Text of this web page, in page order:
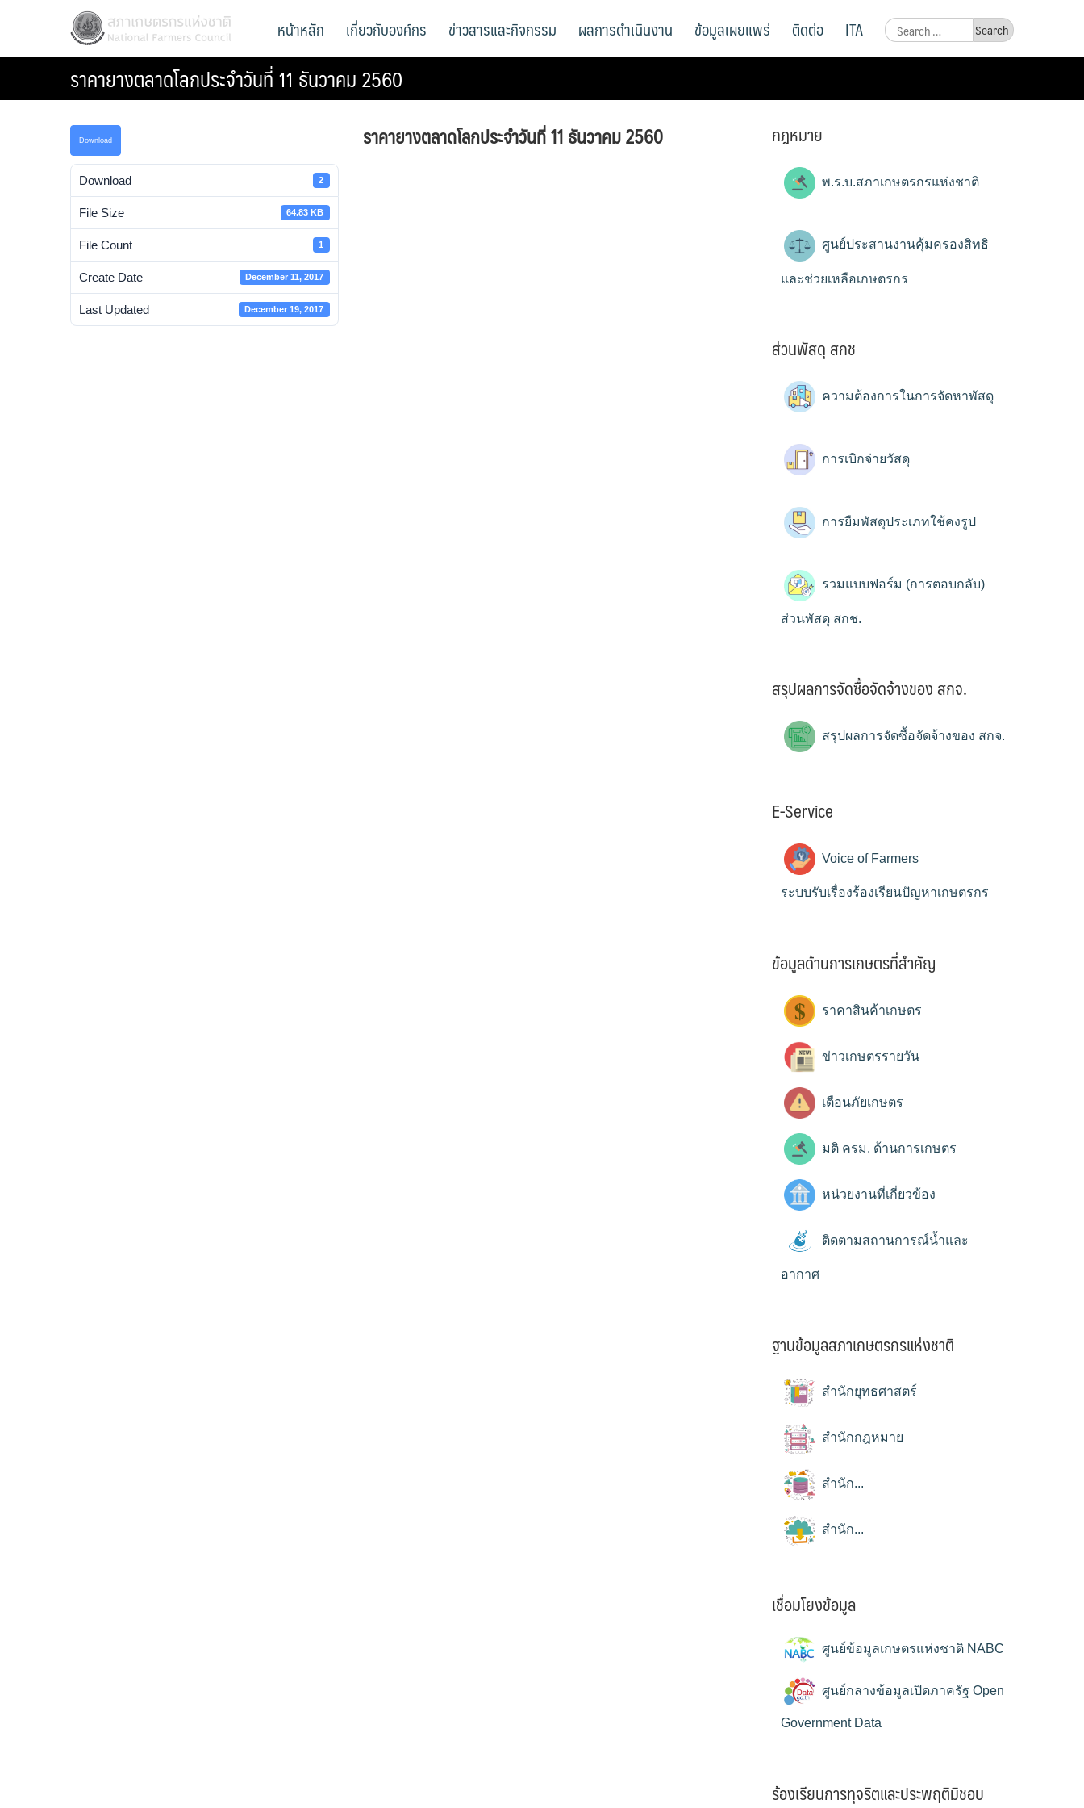
สภาเกษตรกรแห่งชาติ
National Farmers Council
Search
for:
หน้าหลัก เกี่ยวกับองค์กร ข่าวสารและกิจกรรม ผลการดำเนินงาน ข้อมูลเผยแพร่ ติดต่อ ITA
ราคายางตลาดโลกประจำวันที่ 11 ธันวาคม 2560
Download
Download 2
File Size 64.83 KB
File Count 1
Create Date December 11, 2017
Last Updated December 19, 2017
ราคายางตลาดโลกประจำวันที่ 11 ธันวาคม 2560 กฎหมาย
พ.ร.บ.สภาเกษตรกรแห่งชาติ
ศูนย์ประสานงานคุ้มครองสิทธิ
และช่วยเหลือเกษตรกร
ส่วนพัสดุ สกช
ความต้องการในการจัดหาพัสดุ
การเบิกจ่ายวัสดุ
การยืมพัสดุประเภทใช้คงรูป
รวมแบบฟอร์ม (การตอบกลับ)
ส่วนพัสดุ สกช.
สรุปผลการจัดซื้อจัดจ้างของ สกจ.
สรุปผลการจัดซื้อจัดจ้างของ สกจ.
E-Service
Voice of Farmers
ระบบรับเรื่องร้องเรียนปัญหาเกษตรกร
ข้อมูลด้านการเกษตรที่สำคัญ
ราคาสินค้าเกษตร
ข่าวเกษตรรายวัน
เตือนภัยเกษตร
มติ ครม. ด้านการเกษตร
หน่วยงานที่เกี่ยวข้อง
ติดตามสถานการณ์น้ำและ
อากาศ
ฐานข้อมูลสภาเกษตรกรแห่งชาติ
สำนักยุทธศาสตร์
สำนักกฎหมาย
สำนัก...
สำนัก...
เชื่อมโยงข้อมูล
ศูนย์ข้อมูลเกษตรแห่งชาติ NABC
ศูนย์กลางข้อมูลเปิดภาครัฐ Open
Government Data
ร้องเรียนการทุจริตและประพฤติมิชอบ